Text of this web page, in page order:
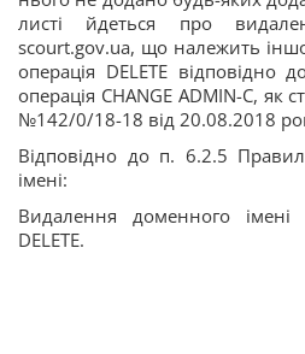
листі йдеться про
scourt.gov.ua, що належить
операція DELETE
операція CHANGE ADMIN-C, як
№142/0/18-18 від 20.08.2018
Відповідно до п. 6.2.5
імені:
Видалення доменного імені
DELETE.